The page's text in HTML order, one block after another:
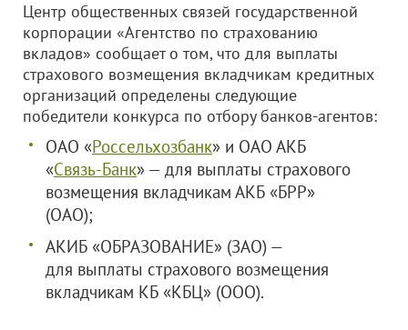
Центр общественных связей государственной
корпорации «Агентство по страхованию
вкладов» сообщает о том, что для выплаты
страхового возмещения вкладчикам кредитных
организаций определены следующие
победители конкурса по отбору банков-агентов:
ОАО «Россельхозбанк» и ОАО АКБ
«Связь-Банк» — для выплаты страхового
возмещения вкладчикам АКБ «БРР»
(ОАО);
АКИБ «ОБРАЗОВАНИЕ» (ЗАО) —
для выплаты страхового возмещения
вкладчикам КБ «КБЦ» (ООО).